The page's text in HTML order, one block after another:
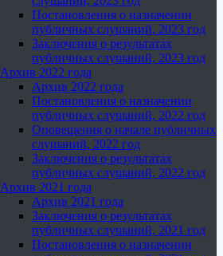
Постановления о назначении
публичных слушаний, 2023 год
Заключения о результатах
публичных слушаний, 2023 год
Архив 2022 года
Архив 2022 года
Постановления о назначении
публичных слушаний, 2022 год
Оповещения о начале публичных
слушаний, 2022 год
Заключения о результатах
публичных слушаний, 2022 год
Архив 2021 года
Архив 2021 года
Заключения о результатах
публичных слушаний, 2021 год
Постановления о назначении